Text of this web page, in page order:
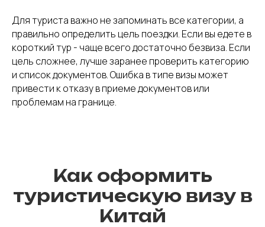
Для туриста важно не запоминать все категории, а
правильно определить цель поездки. Если вы едете в
короткий тур - чаще всего достаточно безвиза. Если
цель сложнее, лучше заранее проверить категорию
и список документов. Ошибка в типе визы может
привести к отказу в приеме документов или
проблемам на границе.
Как оформить
туристическую визу в
Китай